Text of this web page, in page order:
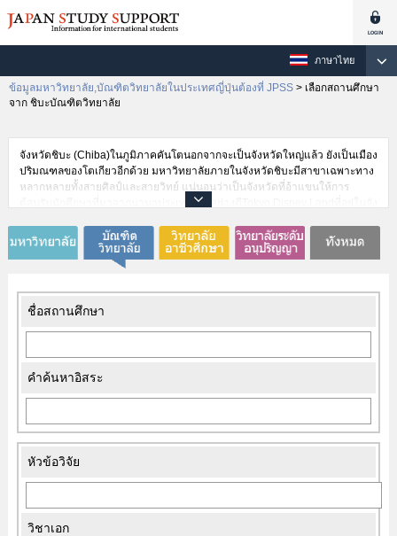
ภาษาไทย
ข้อมูลมหาวิทยาลัย,บัณฑิตวิทยาลัยในประเทศญี่ปุ่นต้องที่ JPSS > เลือกสถานศึกษา
จาก ชิบะบัณฑิตวิทยาลัย
จังหวัดชิบะ (Chiba)ในภูมิภาคคันโตนอกจากจะเป็นจังหวัดใหญ่แล้ว ยังเป็นเมือง
ปริมณฑลของโตเกียวอีกด้วย มหาวิทยาลัยภายในจังหวัดชิบะมีสาขาเฉพาะทาง
หลากหลายทั้งสายศิลป์และสายวิทย์ แน่นอนว่าเป็นจังหวัดที่อ้าแขนให้การ
ต้อนรับนักศึกษาที่มาจากนานาประเทศเป็นอย่างดีTokyo Disney Landที่อยู่ในจัง
ริ (Makuhari) ก็เป็นแหล่งที่สามารถกระตุ้นความกระตือรือร้นของนักศึกษาต่าง
ชาติที่ต้องการจะทำงานในประเทศญี่ปุ่นได้เป็นอย่างดี
ชื่อสถานศึกษา
คำค้นหาอิสระ
หัวข้อวิจัย
วิชาเอก